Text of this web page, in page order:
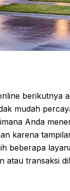
berikutnya
mudah
Anda
karena
beberapa
atau transaksi